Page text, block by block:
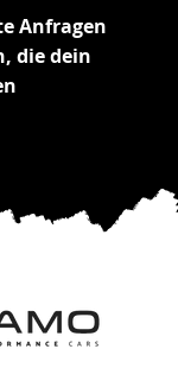
Anfragen
die dein